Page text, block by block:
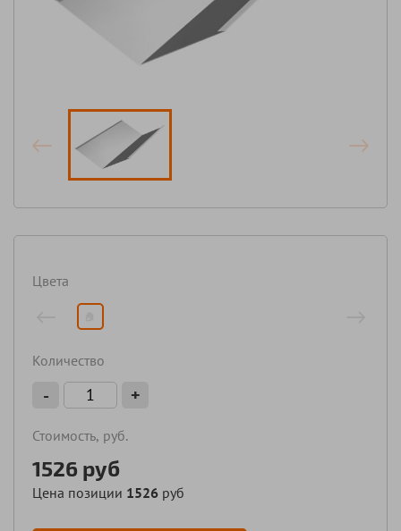
Цвета
Количество
- +
Стоимость, руб.
1526 руб
Цена позиции 1526 руб